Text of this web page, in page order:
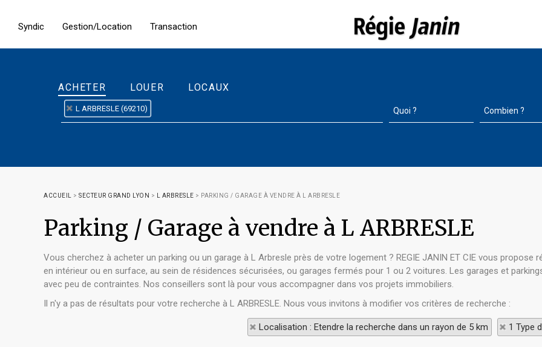
Syndic Gestion/Location Transaction
ACHETER LOUER LOCAUX
L ARBRESLE (69210)
ACCUEIL > SECTEUR GRAND LYON > L ARBRESLE > PARKING / GARAGE À VENDRE À L ARBRESLE
Parking / Garage à vendre à L ARBRESLE
Vous cherchez à acheter un parking ou un garage à L Arbresle près de votre logement ? REGIE JANIN ET CIE vous
en intérieur ou en surface, au sein de résidences sécurisées, ou garages fermés pour 1 ou 2 voitures. Les garages et
avec peu de contraintes. Nos conseillers sont là pour vous accompagner dans vos projets immobiliers.
Il n'y a pas de résultats pour votre recherche à L ARBRESLE. Nous vous invitons à modifier vos critères de recherche :
Localisation : Etendre la recherche dans un rayon de 5 km 1 Type